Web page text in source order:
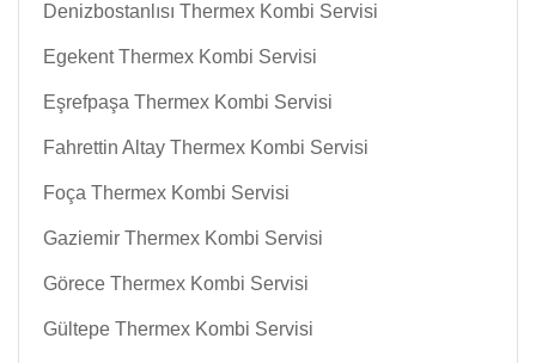
Denizbostanlısı Thermex Kombi Servisi
Egekent Thermex Kombi Servisi
Eşrefpaşa Thermex Kombi Servisi
Fahrettin Altay Thermex Kombi Servisi
Foça Thermex Kombi Servisi
Gaziemir Thermex Kombi Servisi
Görece Thermex Kombi Servisi
Gültepe Thermex Kombi Servisi